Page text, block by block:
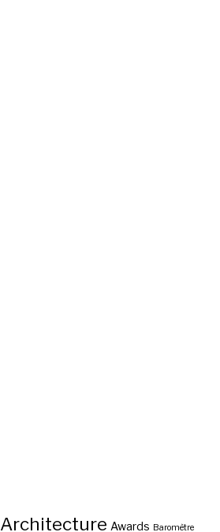
Architecture Awards Baromètre